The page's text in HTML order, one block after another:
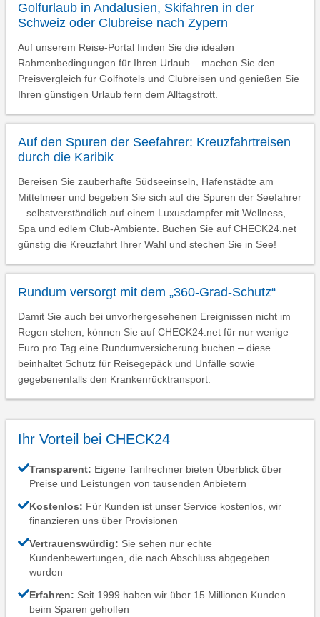
Golfurlaub in Andalusien, Skifahren in der
Schweiz oder Clubreise nach Zypern
Auf unserem Reise-Portal finden Sie die idealen
Rahmenbedingungen für Ihren Urlaub – machen Sie den
Preisvergleich für Golfhotels und Clubreisen und genießen Sie
Ihren günstigen Urlaub fern dem Alltagstrott.
Auf den Spuren der Seefahrer: Kreuzfahrtreisen
durch die Karibik
Bereisen Sie zauberhafte Südseeinseln, Hafenstädte am
Mittelmeer und begeben Sie sich auf die Spuren der Seefahrer
– selbstverständlich auf einem Luxusdampfer mit Wellness,
Spa und edlem Club-Ambiente. Buchen Sie auf CHECK24.net
günstig die Kreuzfahrt Ihrer Wahl und stechen Sie in See!
Rundum versorgt mit dem „360-Grad-Schutz“
Damit Sie auch bei unvorhergesehenen Ereignissen nicht im
Regen stehen, können Sie auf CHECK24.net für nur wenige
Euro pro Tag eine Rundumversicherung buchen – diese
beinhaltet Schutz für Reisegepäck und Unfälle sowie
gegebenenfalls den Krankenrücktransport.
Ihr Vorteil bei CHECK24
Transparent: Eigene Tarifrechner bieten Überblick über
Preise und Leistungen von tausenden Anbietern
Kostenlos: Für Kunden ist unser Service kostenlos, wir
finanzieren uns über Provisionen
Vertrauenswürdig: Sie sehen nur echte
Kundenbewertungen, die nach Abschluss abgegeben
wurden
Erfahren: Seit 1999 haben wir über 15 Millionen Kunden
beim Sparen geholfen